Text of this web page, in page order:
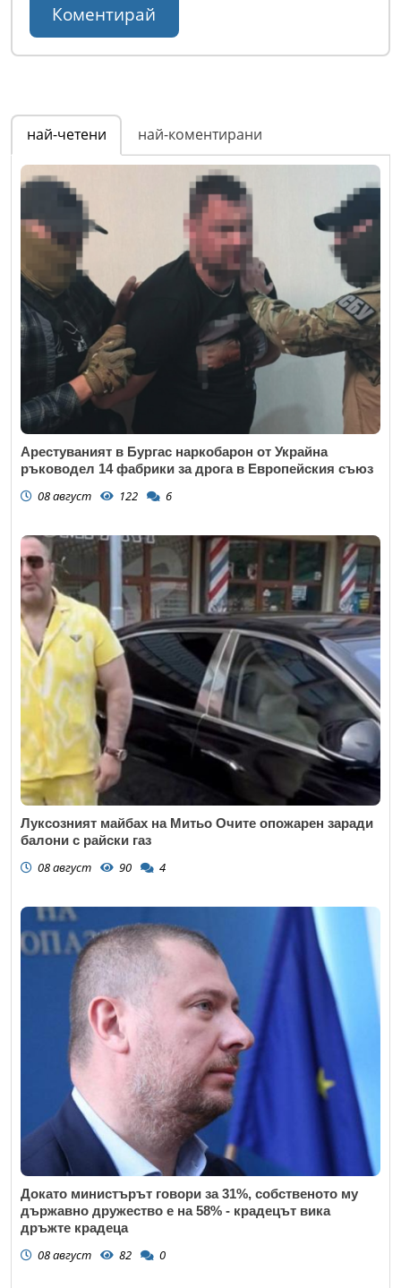
най-четени най-коментирани
Арестуваният в Бургас наркобарон от Украйна
ръководел 14 фабрики за дрога в Европейския съюз
08 август 122 6
Луксозният майбах на Митьо Очите опожарен заради
балони с райски газ
08 август 90 4
Докато министърът говори за 31%, собственото му
държавно дружество е на 58% - крадецът вика
дръжте крадеца
08 август 82 0